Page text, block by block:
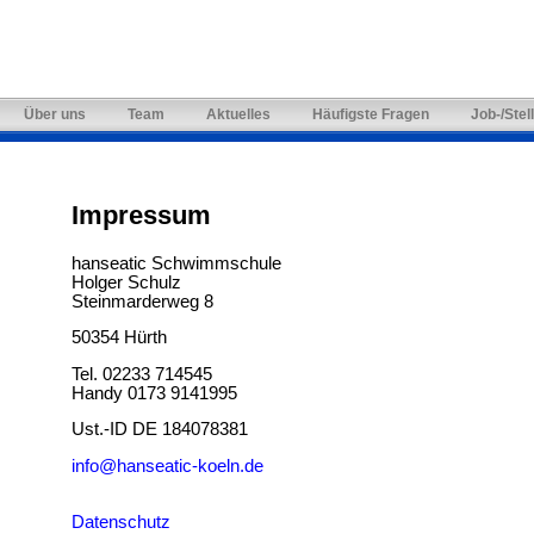
Über uns Team Aktuelles Häufigste Fragen Job-/
Impressum
hanseatic Schwimmschule
Holger Schulz
Steinmarderweg 8
50354 Hürth
Tel. 02233 714545
Handy 0173 9141995
Ust.-ID DE 184078381
info@hanseatic-koeln.de
Datenschutz